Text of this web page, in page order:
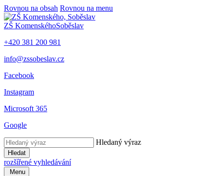
Rovnou na obsah Rovnou na menu
ZŠ KomenskéhoSoběslav
+420 381 200 981
info@zssobeslav.cz
Facebook
Instagram
Microsoft 365
Google
Hledaný výraz
Hledat
rozšířené vyhledávání
Menu